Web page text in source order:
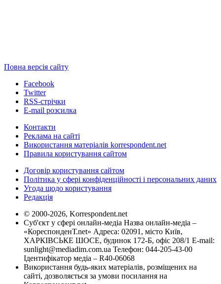
Повна версія сайту
Facebook
Twitter
RSS-стрічки
E-mail розсилка
Контакти
Реклама на сайті
Використання матеріалів korrespondent.net
Правила користування сайтом
Договір користування сайтом
Політика у сфері конфіденційності і персональних даних
Угода щодо користування
Редакція
© 2000-2026, Korrespondent.net
Суб'єкт у сфері онлайн-медіа Назва онлайн-медіа –
«КореспонденТ.net» Адреса: 02091, місто Київ,
ХАРКІВСЬКЕ ШОСЕ, будинок 172-Б, офіс 208/1 E-mail:
sunlight@mediadim.com.ua Телефон: 044-205-43-00
Ідентифікатор медіа – R40-06068
Використання будь-яких матеріалів, розміщених на
сайті, дозволяється за умови посилання на